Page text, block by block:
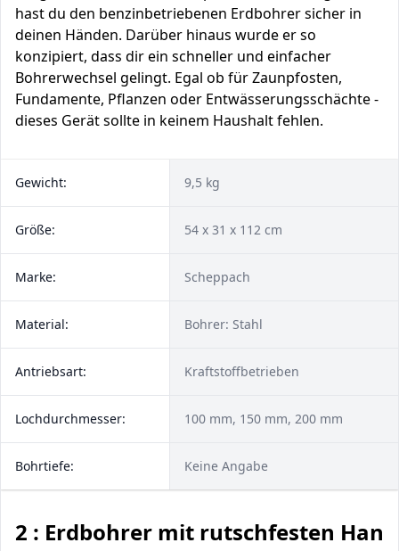
hast du den benzinbetriebenen Erdbohrer sicher in
deinen Händen. Darüber hinaus wurde er so
konzipiert, dass dir ein schneller und einfacher
Bohrerwechsel gelingt. Egal ob für Zaunpfosten,
Fundamente, Pflanzen oder Entwässerungsschächte -
dieses Gerät sollte in keinem Haushalt fehlen.
Gewicht: 9,5 kg
Größe: 54 x 31 x 112 cm
Marke: Scheppach
Material: Bohrer: Stahl
Antriebsart: ‎Kraftstoffbetrieben
Lochdurchmesser: 100 mm, 150 mm, 200 mm
Bohrtiefe: Keine Angabe
2 : Erdbohrer mit rutschfesten